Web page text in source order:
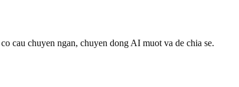
cau chuyen ngan, chuyen dong AI muot va de chia se.